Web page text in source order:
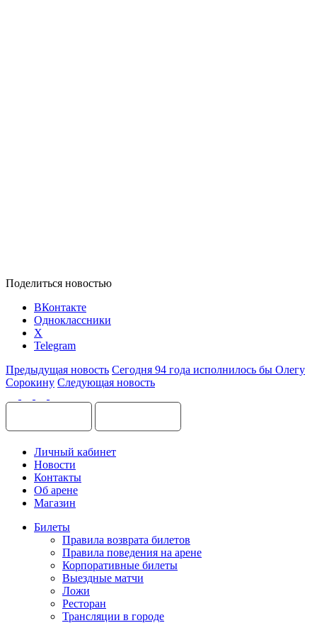
Поделиться новостью
ВКонтакте
Одноклассники
X
Telegram
Предыдущая новость Сегодня 94 года исполнилось бы Олегу
Сорокину Следующая новость
Личный кабинет
Новости
Контакты
Об арене
Магазин
Билеты
Правила возврата билетов
Правила поведения на арене
Корпоративные билеты
Выездные матчи
Ложи
Ресторан
Трансляции в городе